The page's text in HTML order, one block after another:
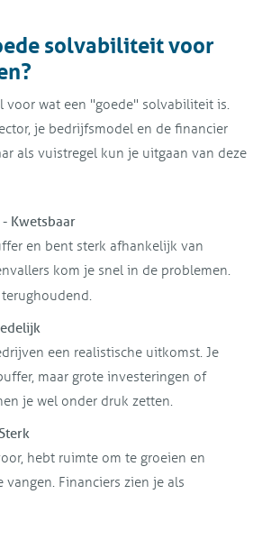
solvabiliteit voor
voor wat een "goede" solvabiliteit is.
je bedrijfsmodel en de financier
als vuistregel kun je uitgaan van deze
Kwetsbaar
en bent sterk afhankelijk van
kom je snel in de problemen.
een realistische uitkomst. Je
maar grote investeringen of
je wel onder druk zetten.
hebt ruimte om te groeien en
vangen. Financiers zien je als